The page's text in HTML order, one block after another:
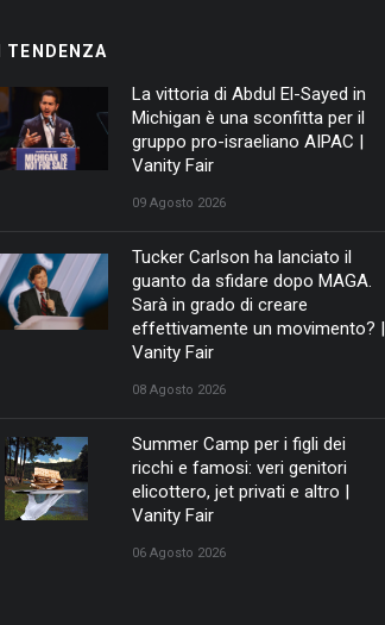
TENDENZA
La vittoria di Abdul El-Sayed in
Michigan è una sconfitta per il
gruppo pro-israeliano AIPAC |
Vanity Fair
09 Agosto 2026
Tucker Carlson ha lanciato il
guanto da sfidare dopo MAGA.
Sarà in grado di creare
effettivamente un movimento? |
Vanity Fair
08 Agosto 2026
Summer Camp per i figli dei
ricchi e famosi: veri genitori
elicottero, jet privati e altro |
Vanity Fair
06 Agosto 2026